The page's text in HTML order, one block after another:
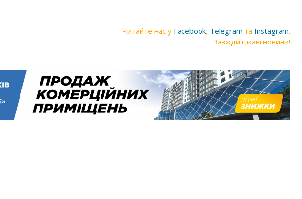
Читайте нас у Facebook, Telegram та Instagram.
Завжди цікаві новини!